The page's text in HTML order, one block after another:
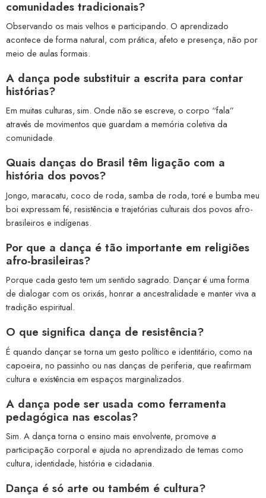
comunidades tradicionais?
Observando os mais velhos e participando. O aprendizado
acontece de forma natural, com prática, afeto e presença, não por
meio de aulas formais.
A dança pode substituir a escrita para contar
histórias?
Em muitas culturas, sim. Onde não se escreve, o corpo “fala”
através de movimentos que guardam a memória coletiva da
comunidade.
Quais danças do Brasil têm ligação com a
história dos povos?
Jongo, maracatu, coco de roda, samba de roda, toré e bumba meu
boi expressam fé, resistência e trajetórias culturais dos povos afro-
brasileiros e indígenas.
Por que a dança é tão importante em religiões
afro-brasileiras?
Porque cada gesto tem um sentido sagrado. Dançar é uma forma
de dialogar com os orixás, honrar a ancestralidade e manter viva a
tradição espiritual.
O que significa dança de resistência?
É quando dançar se torna um gesto político e identitário, como na
capoeira, no passinho ou nas danças de periferia, que reafirmam
cultura e existência em espaços marginalizados.
A dança pode ser usada como ferramenta
pedagógica nas escolas?
Sim. A dança torna o ensino mais envolvente, promove a
participação corporal e ajuda no aprendizado de temas como
cultura, identidade, história e cidadania.
Dança é só arte ou também é cultura?